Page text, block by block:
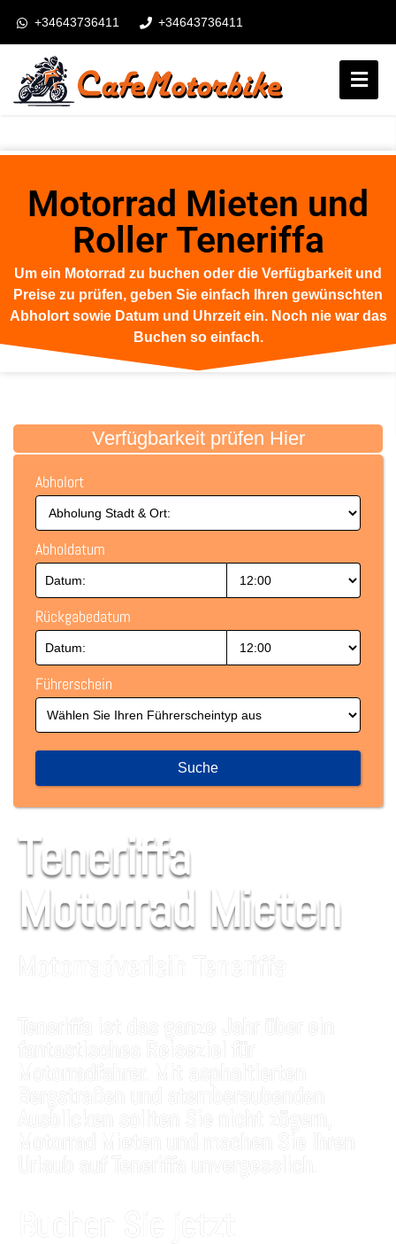
+34643736411 +34643736411
booking@cafemotorbike.com
Folgen Sie uns:
Motorrad Mieten und
Roller Teneriffa
Um ein Motorrad zu buchen oder die Verfügbarkeit und
Preise zu prüfen, geben Sie einfach Ihren gewünschten
Abholort sowie Datum und Uhrzeit ein. Noch nie war das
Buchen so einfach.
Verfügbarkeit prüfen Hier
Abholort
Abholdatum
Rückgabedatum
Führerschein
Suche
Teneriffa
Motorrad Mieten